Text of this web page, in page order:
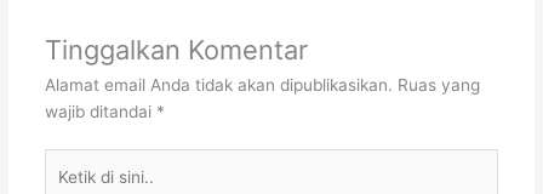
Tinggalkan Komentar
Alamat email Anda tidak akan dipublikasikan. Ruas yang
wajib ditandai *